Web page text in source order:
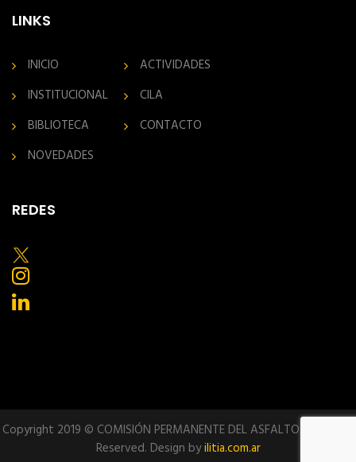
LINKS
INICIO
INSTITUCIONAL
BIBLIOTECA
NOVEDADES
ACTIVIDADES
CILA
CONTACTO
REDES
Copyright 2019 © COMISIÓN PERMANENTE DEL ASFALTO. All Rights
Reserved. Design byilitia.com.ar